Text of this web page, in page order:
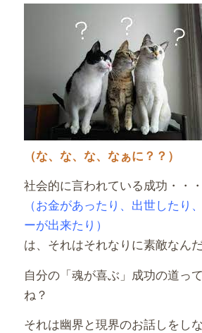
（な、な、な、なぁに？？）
社会的に言われている成功・・・
（お金があったり、出世したり
ーが出来たり）
は、それはそれなりに素敵なんだ
自分の「魂が喜ぶ」成功の道っ
ね？
それは幽界と現界のお話しをし